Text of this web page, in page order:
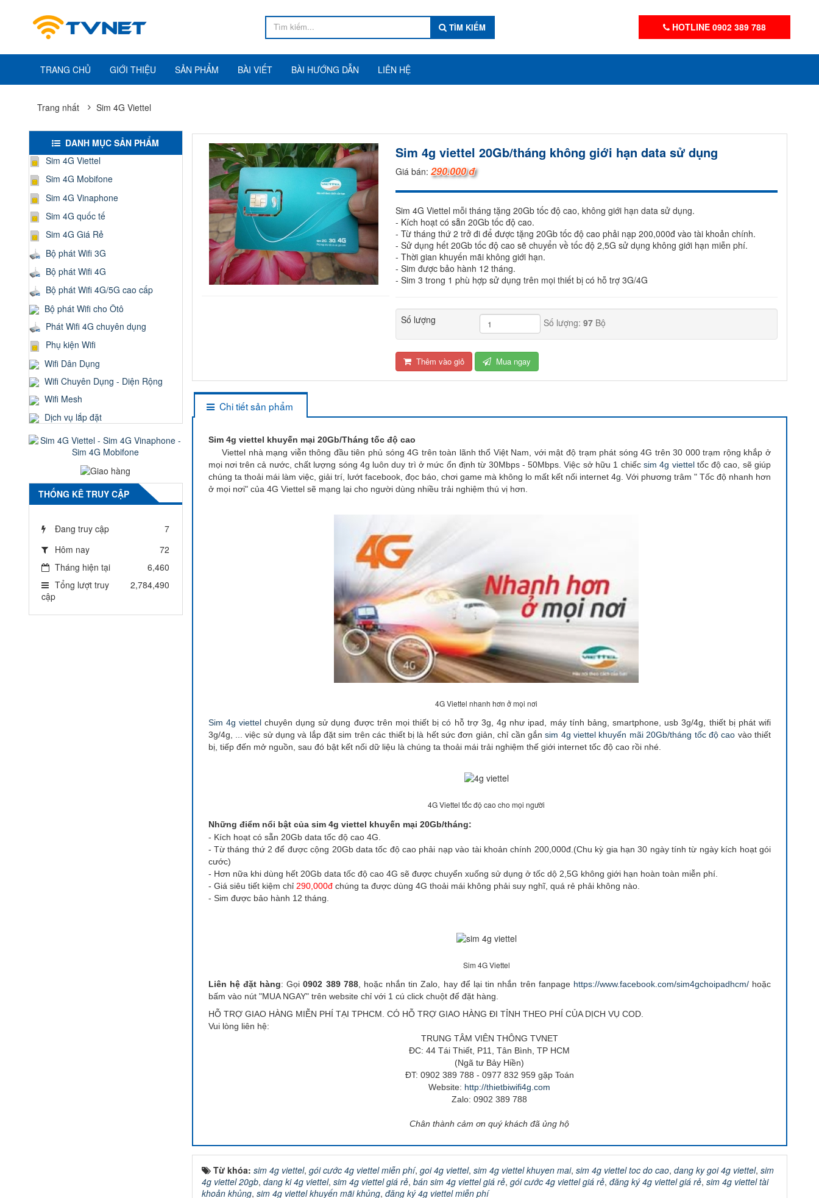
TÌM KIẾM HOTLINE 0902 389 788
TRANG CHỦ GIỚI THIỆU SẢN PHẨM BÀI VIẾT BÀI HƯỚNG DẪN LIÊN HỆ
Trang nhất Sim 4G Viettel
Sim 4g viettel 20Gb/tháng không giới hạn data sử dụng
Giá bán: 290.000 đ
Sim 4G Viettel mỗi tháng tặng 20Gb tốc độ cao, không giới hạn data sử dụng.
- Kích hoạt có sẵn 20Gb tốc độ cao.
- Từ tháng thứ 2 trở đi để được tặng 20Gb tốc độ cao phải nạp 200,000đ vào tài khoản chính.
- Sử dụng hết 20Gb tốc độ cao sẽ chuyển về tốc độ 2,5G sử dụng không giới hạn miễn phí.
- Thời gian khuyến mãi không giới hạn.
- Sim được bảo hành 12 tháng.
- Sim 3 trong 1 phù hợp sử dụng trên mọi thiết bị có hỗ trợ 3G/4G
Số lượng Số lượng: 97Bộ
Thêm vào giỏ Mua ngay
Chi tiết sản phẩm
Sim 4g viettel khuyến mại 20Gb/Tháng tốc độ cao
Viettel nhà mạng viễn thông đầu tiên phủ sóng 4G trên toàn lãnh thổ Việt Nam, với mật độ trạm phát sóng 4G trên 30 000 trạm rộng khắp ở
mọi nơi trên cả nước, chất lượng sóng 4g luôn duy trì ở mức ổn định từ 30Mbps - 50Mbps. Việc sở hữu 1 chiếc sim 4g vietteltốc độ cao, sẽ giúp
chúng ta thoải mái làm việc, giải trí, lướt facebook, đọc báo, chơi game mà không lo mất kết nối internet 4g. Với phương trâm " Tốc độ nhanh hơn
ở mọi nơi" của 4G Viettel sẽ mạng lại cho người dùng nhiều trải nghiệm thú vị hơn.
4G Viettel nhanh hơn ở mọi nơi
Sim 4g viettel chuyên dụng sử dụng được trên mọi thiết bị có hỗ trợ 3g, 4g như ipad, máy tính bảng, smartphone, usb 3g/4g, thiết bị phát wifi
3g/4g, ... việc sử dụng và lắp đặt sim trên các thiết bị là hết sức đơn giản, chỉ cần gắnsim 4g viettel khuyến mãi 20Gb/tháng tốc độ cao vào thiết
bị, tiếp đến mở nguồn, sau đó bật kết nối dữ liệu là chúng ta thoải mái trải nghiệm thế giới internet tốc độ cao rồi nhé.
4G Viettel tốc độ cao cho mọi người
Những điểm nổi bật của sim 4g viettel khuyến mại 20Gb/tháng:
- Kích hoạt có sẵn 20Gb data tốc độ cao 4G.
- Từ tháng thứ 2 để được cộng 20Gb data tốc độ cao phải nạp vào tài khoản chính 200,000đ.(Chu kỳ gia hạn 30 ngày tính từ ngày kích hoạt gói
cước)
- Hơn nữa khi dùng hết 20Gb data tốc độ cao 4G sẽ được chuyển xuống sử dụng ở tốc dộ 2,5G không giới hạn hoàn toàn miễn phí.
- Giá siêu tiết kiệm chỉ 290,000đchúng ta được dùng 4G thoải mái không phải suy nghĩ, quá rẻ phải không nào.
- Sim được bảo hành 12 tháng.
Sim 4G Viettel
Liên hệ đặt hàng: Gọi0902 389 788, hoặc nhắn tin Zalo, hay để lại tin nhắn trên fanpage https://www.facebook.com/sim4gchoipadhcm/hoặc
bấm vào nút "MUA NGAY" trên website chỉ với 1 cú click chuột để đặt hàng.
HỖ TRỢ GIAO HÀNG MIỄN PHÍ TẠI TPHCM. CÓ HỖ TRỢ GIAO HÀNG ĐI TỈNH THEO PHÍ CỦA DỊCH VỤ COD.
Vui lòng liên hệ:
TRUNG TÂM VIÊN THÔNG TVNET
ĐC: 44 Tái Thiết, P11, Tân Bình, TP HCM
(Ngã tư Bảy Hiền)
ĐT: 0902 389 788 - 0977 832 959 gặp Toán
Website: http://thietbiwifi4g.com
Zalo: 0902 389 788
Chân thành cảm ơn quý khách đã ủng hộ
Từ khóa: sim 4g viettel, gói cước 4g viettel miễn phí, goi 4g viettel, sim 4g viettel khuyen mai, sim 4g viettel toc do cao, dang ky goi 4g viettel, sim
4g viettel 20gb, dang ki 4g viettel, sim 4g viettel giá rẻ, bán sim 4g viettel giá rẻ, gói cước 4g viettel giá rẻ, đăng ký 4g viettel giá rẻ, sim 4g viettel tài
khoản khủng, sim 4g viettel khuyến mãi khủng, đăng ký 4g viettel miễn phí
DANH MỤC SẢN PHẨM
Sim 4G Viettel
Sim 4G Mobifone
Sim 4G Vinaphone
Sim 4G quốc tế
Sim 4G Giá Rẻ
Bộ phát Wifi 3G
Bộ phát Wifi 4G
Bộ phát Wifi 4G/5G cao cấp
Bộ phát Wifi cho Ôtô
Phát Wifi 4G chuyên dụng
Phụ kiện Wifi
Wifi Dân Dụng
Wifi Chuyên Dụng - Diện Rộng
Wifi Mesh
Dịch vụ lắp đặt
THỐNG KÊ TRUY CẬP
Đang truy cập
7
Hôm nay
72
Tháng hiện tại
6,460
Tổng lượt truy
cập
2,784,490